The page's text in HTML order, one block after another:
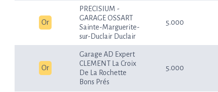
Or
PRECISIUM -
GARAGE OSSART
Sainte-Marguerite-
sur-Duclair Duclair
5.000
Or
Garage AD Expert
CLEMENT La Croix
De La Rochette
Bons Prés
5.000